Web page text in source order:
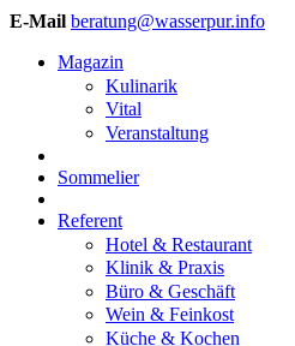
E-Mail beratung@wasserpur.info
Magazin
Kulinarik
Vital
Veranstaltung
Sommelier
Referent
Hotel & Restaurant
Klinik & Praxis
Büro & Geschäft
Wein & Feinkost
Küche & Kochen